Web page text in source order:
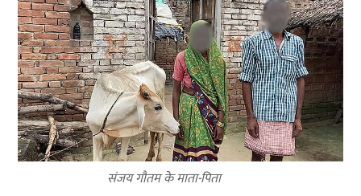
संजय गौतम के माता-पिता